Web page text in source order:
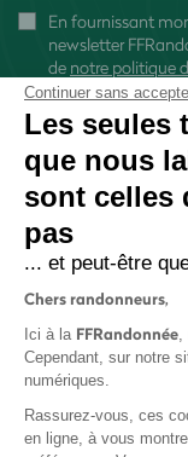
En fournissant
newsletter
de notre politique
Continuer sans
Les seules
que nous
sont celles
pas
... et peut-être
Chers randonneurs,
Ici à la FFRandonnée,
Cependant, sur notre
numériques.
Rassurez-vous, ces
en ligne, à vous